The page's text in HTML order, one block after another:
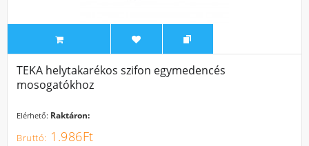
TEKA helytakarékos szifon egymedencés
mosogatókhoz
Elérhető: Raktáron:
1.986Ft